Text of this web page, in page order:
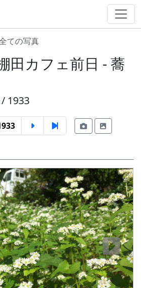
ての写真
田カフェ前日 - 蕎
1933